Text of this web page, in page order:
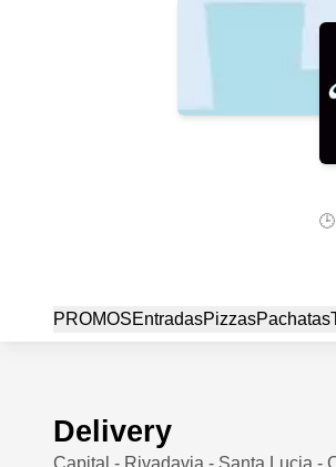
🕒
PROMOSEntradasPizzasPachatas
Delivery
Capital - Rivadavia - Santa Lucia -